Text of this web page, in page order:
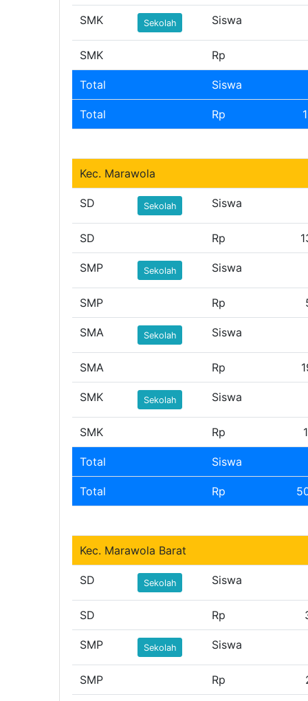
SMK Sekolah Siswa
SMK Rp
Total Siswa
Total Rp
Kec. Marawola
SD Sekolah Siswa
SD Rp
SMP Sekolah Siswa
SMP Rp
SMA Sekolah Siswa
SMA Rp
SMK Sekolah Siswa
SMK Rp
Total Siswa
Total Rp
Kec. Marawola Barat
SD Sekolah Siswa
SD Rp
SMP Sekolah Siswa
SMP Rp